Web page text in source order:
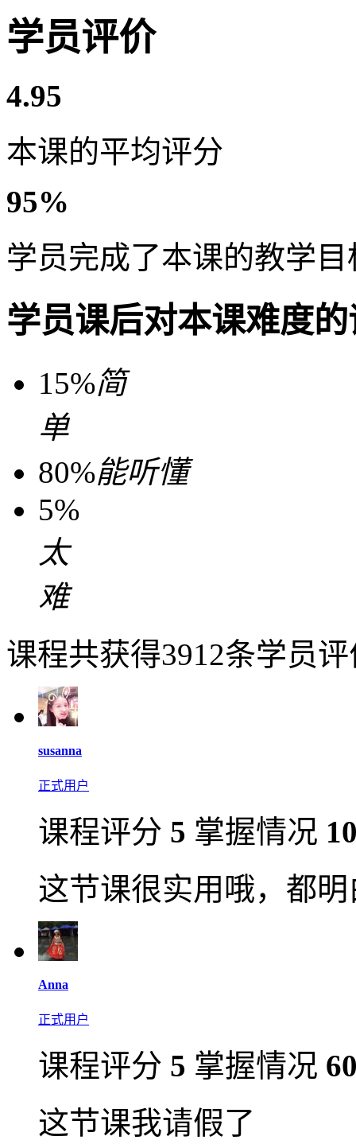
学员评价
4.95
本课的平均评分
95%
学员完成了本课的教学目
学员课后对本课难度
15%简
单
80%能听懂
5%
太
难
课程共获得3912条学员
susanna
正式用户
课程评分 5 掌握情况
这节课很实用哦，都明
Anna
正式用户
课程评分 5 掌握情况
这节课我请假了